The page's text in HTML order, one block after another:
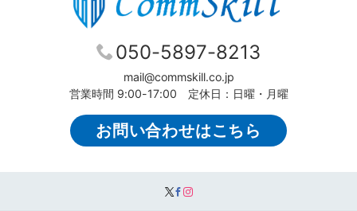
050-5897-8213
mail@commskill.co.jp
営業時間 9:00-17:00 定休日：日曜・月曜
お問い合わせはこちら